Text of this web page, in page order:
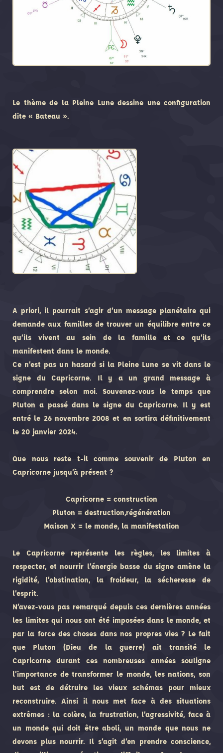
Le thème de la Pleine Lune dessine une configuration
dite « Bateau ».
A priori, il pourrait s’agir d’un message planétaire qui
demande aux familles de trouver un équilibre entre ce
qu’ils vivent au sein de la famille et ce qu’ils
manifestent dans le monde.
Ce n’est pas un hasard si la Pleine Lune se vit dans le
signe du Capricorne. Il y a un grand message à
comprendre selon moi. Souvenez-vous le temps que
Pluton a passé dans le signe du Capricorne. Il y est
entré le 26 novembre 2008 et en sortira définitivement
le 20 janvier 2024.
Que nous reste t-il comme souvenir de Pluton en
Capricorne jusqu’à présent ?
Capricorne = construction
Pluton = destruction,régénération
Maison X = le monde, la manifestation
Le Capricorne représente les règles, les limites à
respecter, et nourrir l’énergie basse du signe amène la
rigidité, l’obstination, la froideur, la sécheresse de
l’esprit.
N’avez-vous pas remarqué depuis ces dernières années
les limites qui nous ont été imposées dans le monde, et
par la force des choses dans nos propres vies ? Le fait
que Pluton (Dieu de la guerre) ait transité le
Capricorne durant ces nombreuses années souligne
l’importance de transformer le monde, les nations, son
but est de détruire les vieux schémas pour mieux
reconstruire. Ainsi il nous met face à des situations
extrêmes : la colère, la frustration, l’agressivité, face à
un monde qui doit être aboli, un monde que nous ne
devons plus nourrir. Il s’agit d’en prendre conscience,